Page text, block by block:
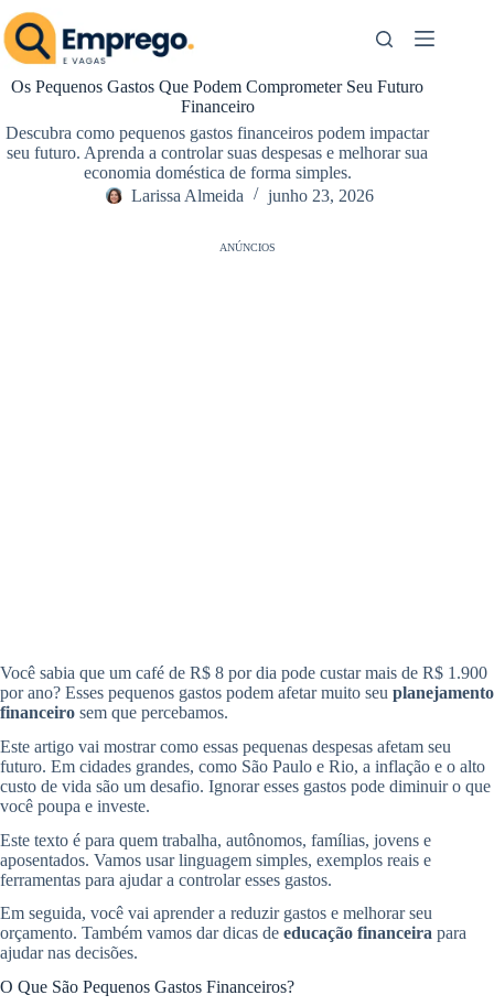
Pular
para
o
conteúdo
Os Pequenos Gastos Que Podem Comprometer Seu Futuro
Financeiro
Descubra como pequenos gastos financeiros podem impactar
seu futuro. Aprenda a controlar suas despesas e melhorar sua
economia doméstica de forma simples.
Larissa Almeida
junho 23, 2026
ANÚNCIOS
Você sabia que um café de R$ 8 por dia pode custar mais de R$ 1.900
por ano? Esses pequenos gastos podem afetar muito seu planejamento
financeiro sem que percebamos.
Este artigo vai mostrar como essas pequenas despesas afetam seu
futuro. Em cidades grandes, como São Paulo e Rio, a inflação e o alto
custo de vida são um desafio. Ignorar esses gastos pode diminuir o que
você poupa e investe.
Este texto é para quem trabalha, autônomos, famílias, jovens e
aposentados. Vamos usar linguagem simples, exemplos reais e
ferramentas para ajudar a controlar esses gastos.
Em seguida, você vai aprender a reduzir gastos e melhorar seu
orçamento. Também vamos dar dicas de educação financeira para
ajudar nas decisões.
O Que São Pequenos Gastos Financeiros?